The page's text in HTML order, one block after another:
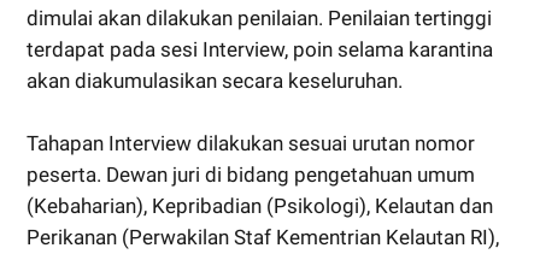
dimulai akan dilakukan penilaian. Penilaian tertinggi
terdapat pada sesi Interview, poin selama karantina
akan diakumulasikan secara keseluruhan.
Tahapan Interview dilakukan sesuai urutan nomor
peserta. Dewan juri di bidang pengetahuan umum
(Kebaharian), Kepribadian (Psikologi), Kelautan dan
Perikanan (Perwakilan Staf Kementrian Kelautan RI),